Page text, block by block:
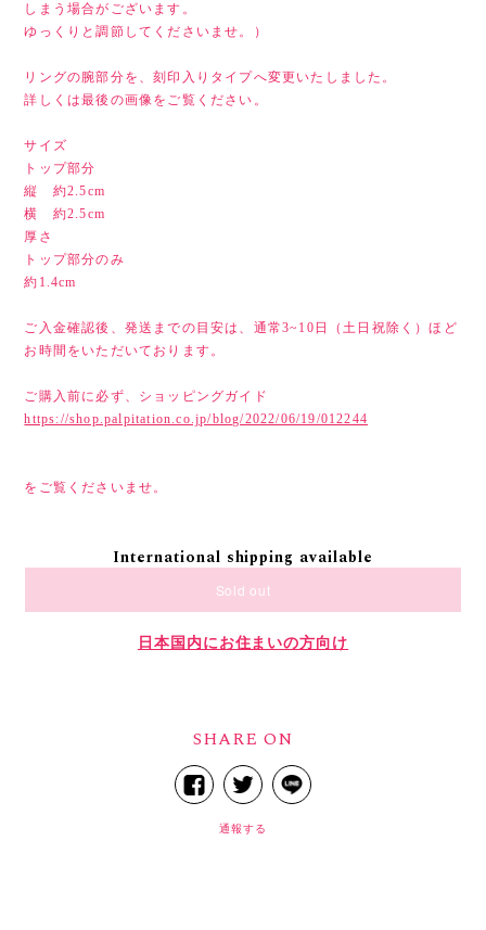
しまう場合がございます。
ゆっくりと調節してくださいませ。）
リングの腕部分を、刻印入りタイプへ変更いたしました。
詳しくは最後の画像をご覧ください。
サイズ
トップ部分
縦 約2.5cm
横 約2.5cm
厚さ
トップ部分のみ
約1.4cm
ご入金確認後、発送までの目安は、通常3~10日（土日祝除く）ほど
お時間をいただいております。
ご購入前に必ず、ショッピングガイド
https://shop.palpitation.co.jp/blog/2022/06/19/012244
をご覧くださいませ。
International shipping available
Sold out
日本国内にお住まいの方向け
SHARE ON
通報する